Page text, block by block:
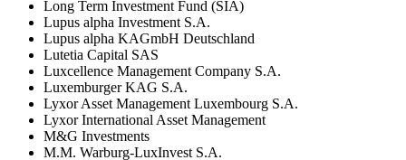
Long Term Investment Fund (SIA)
Lupus alpha Investment S.A.
Lupus alpha KAGmbH Deutschland
Lutetia Capital SAS
Luxcellence Management Company S.A.
Luxemburger KAG S.A.
Lyxor Asset Management Luxembourg S.A.
Lyxor International Asset Management
M&G Investments
M.M. Warburg-LuxInvest S.A.